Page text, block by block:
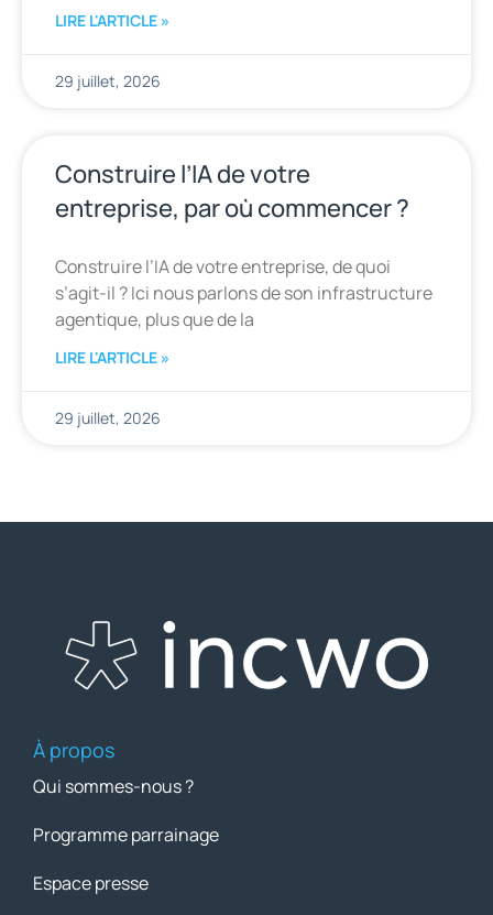
LIRE L'ARTICLE »
29 juillet, 2026
Construire l’IA de votre
entreprise, par où commencer ?
Construire l’IA de votre entreprise, de quoi
s’agit-il ? Ici nous parlons de son infrastructure
agentique, plus que de la
LIRE L'ARTICLE »
29 juillet, 2026
À propos
Qui sommes-nous ?
Programme parrainage
Espace presse